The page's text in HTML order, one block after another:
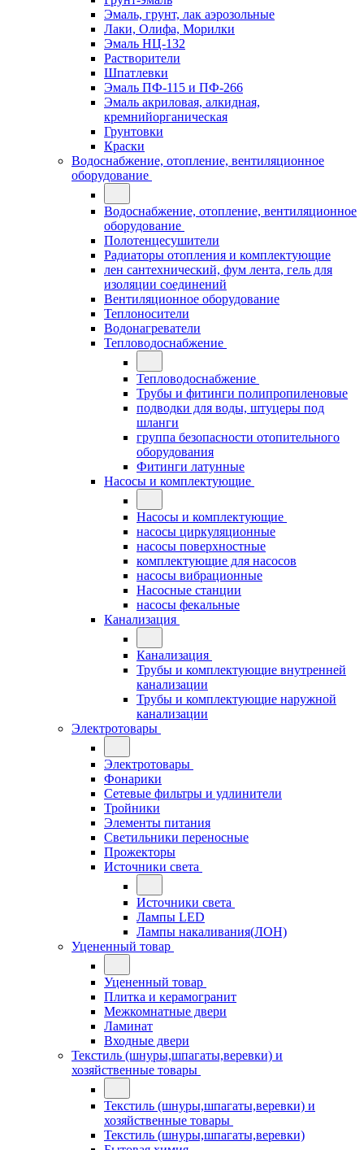
Эмаль, грунт, лак аэрозольные
Лаки, Олифа, Морилки
Эмаль НЦ-132
Растворители
Шпатлевки
Эмаль ПФ-115 и ПФ-266
Эмаль акриловая, алкидная,
кремнийорганическая
Грунтовки
Краски
Водоснабжение, отопление, вентиляционное
оборудование
Водоснабжение, отопление, вентиляционное
оборудование
Полотенцесушители
Радиаторы отопления и комплектующие
лен сантехнический, фум лента, гель для
изоляции соединений
Вентиляционное оборудование
Теплоносители
Водонагреватели
Тепловодоснабжение
Тепловодоснабжение
Трубы и фитинги полипропиленовые
подводки для воды, штуцеры под
шланги
группа безопасности отопительного
оборудования
Фитинги латунные
Насосы и комплектующие
Насосы и комплектующие
насосы циркуляционные
насосы поверхностные
комплектующие для насосов
насосы вибрационные
Насосные станции
насосы фекальные
Канализация
Канализация
Трубы и комплектующие внутренней
канализации
Трубы и комплектующие наружной
канализации
Электротовары
Электротовары
Фонарики
Сетевые фильтры и удлинители
Тройники
Элементы питания
Светильники переносные
Прожекторы
Источники света
Источники света
Лампы LED
Лампы накаливания(ЛОН)
Уцененный товар
Уцененный товар
Плитка и керамогранит
Межкомнатные двери
Ламинат
Входные двери
Текстиль (шнуры,шпагаты,веревки) и
хозяйственные товары
Текстиль (шнуры,шпагаты,веревки) и
хозяйственные товары
Текстиль (шнуры,шпагаты,веревки)